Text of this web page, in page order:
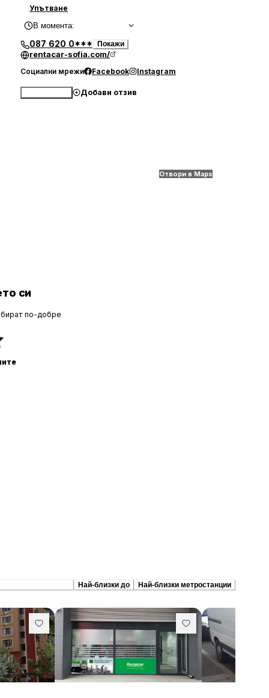
Упътване
В момента:
087 620 0*** Покажи
rentacar-sofia.com/
Социални мрежи Facebook Instagram
Добави отзив
Отвори в Maps
си
по-добре
Най-близки до Най-близки метростанции